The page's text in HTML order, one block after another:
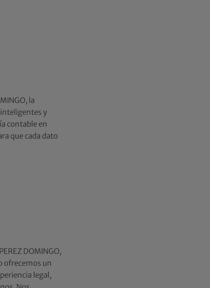
la
y
contable en
que cada dato
DOMINGO,
ofrecemos un
legal,